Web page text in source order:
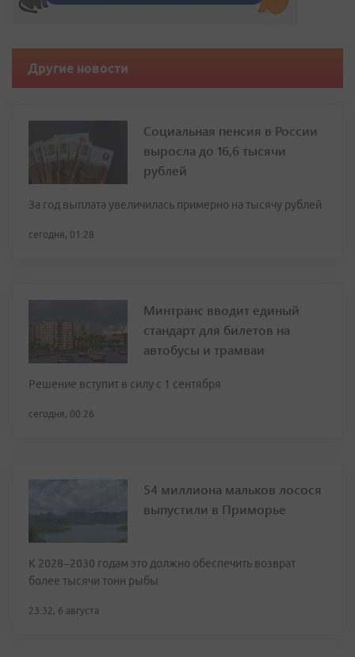
Другие новости
Социальная пенсия в России
выросла до 16,6 тысячи
рублей
За год выплата увеличилась примерно на тысячу рублей
сегодня, 01:28
Минтранс вводит единый
стандарт для билетов на
автобусы и трамваи
Решение вступит в силу с 1 сентября
сегодня, 00:26
54 миллиона мальков лосося
выпустили в Приморье
К 2028–2030 годам это должно обеспечить возврат
более тысячи тонн рыбы
23:32, 6 августа